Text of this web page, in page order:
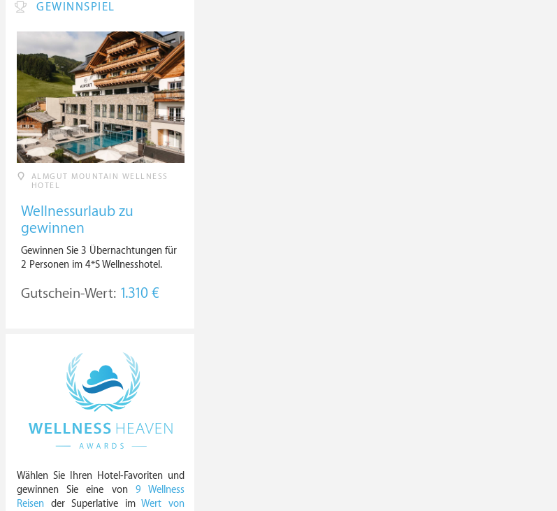
GEWINNSPIEL
ALMGUT MOUNTAIN WELLNESS
HOTEL
Wellnessurlaub zu
gewinnen
Gewinnen Sie 3 Übernachtungen für
2 Personen im 4*S Wellnesshotel.
Gutschein-Wert: 1.310 €
Wählen Sie Ihren Hotel-Favoriten und
gewinnen Sie eine von 9 Wellness
Reisen der Superlative imWert von